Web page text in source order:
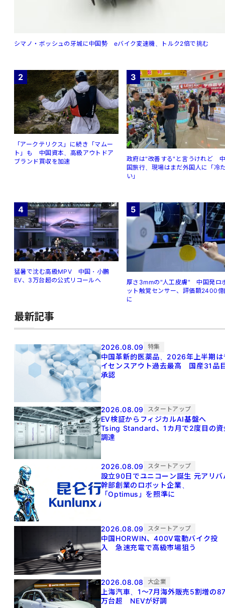
シマノ・ボッシュの牙城に中国勢 eバイク変速機、トルク2倍で挑む
2
「アークテリクス」に続き「マムー
ト」も 中国資本、高級アウトドア
ブランド買収を加速
3
政府は"改善する"と言うけれど
国旅行、現場はまだ外国人に「冷
い」
4
猛暑で沈む高級MPV 中国・小鵬
EV、3万台超の公式リコールへ
5
厚さ3mmの"人工皮膚" 中国発ロ
ット触覚センサー、評価額2400
に
最新記事
2026.08.09 特集
中国革新的医薬品、2026年上半期は
イセンスアウト過去最高 国産31品
承認
2026.08.09 スタートアップ
EV検証からフィジカルAI基盤へ
Tsing Standard、1カ月で2度目の資
調達
2026.08.09 スタートアップ
設立90日でユニコーン誕生 元アリババ
幹部創業のロボット企業、
「Optimus」を照準に
2026.08.09 スタートアップ
中国HORWIN、400V電動バイク投
入 急速充電で高級市場狙う
2026.08.08 大企業
上海汽車、1～7月海外販売5割増の
万台超 NEVが好調